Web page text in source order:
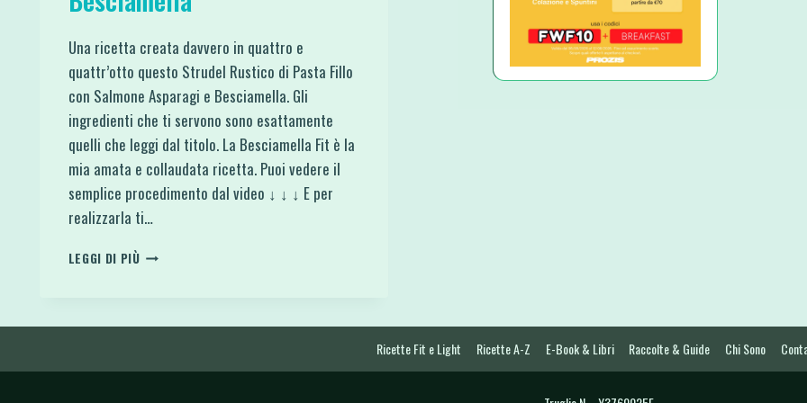
Una ricetta creata davvero in quattro e
quattr’otto questo Strudel Rustico di Pasta Fillo
con Salmone Asparagi e Besciamella. Gli
ingredienti che ti servono sono esattamente
quelli che leggi dal titolo. La Besciamella Fit è la
mia amata e collaudata ricetta. Puoi vedere il
semplice procedimento dal video ↓ ↓ ↓ E per
realizzarla ti…
LEGGI DI PIÙSTRUDEL
FILLO
Ricette Fit e Light Ricette A-Z E-Book & Libri Raccolte & Guide Chi Sono